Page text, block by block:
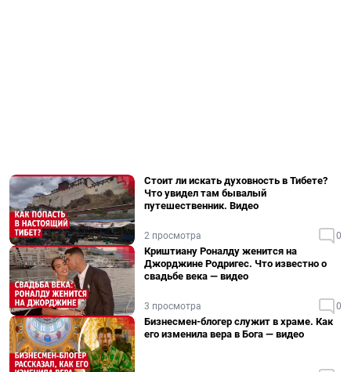
Стоит ли искать духовность в Тибете?
Что увидел там бывалый
путешественник. Видео
2 просмотра 0
Криштиану Роналду женится на
Джорджине Родригес. Что известно о
свадьбе века — видео
3 просмотра 0
Бизнесмен-блогер служит в храме. Как
его изменила вера в Бога — видео